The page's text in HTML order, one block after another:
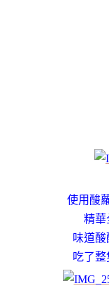
使用酸
精華
味道酸
吃了